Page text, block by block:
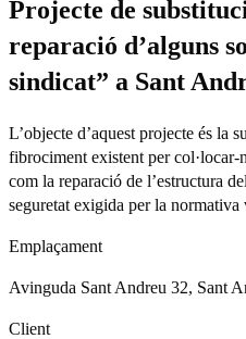
Projecte de
reparació d’alguns
sindicat” a Sant
L’objecte d’aquest projecte és la
fibrociment existent per
com la reparació de l’estructura
seguretat exigida per la normativa
Emplaçament
Avinguda Sant Andreu 32, Sant
Client